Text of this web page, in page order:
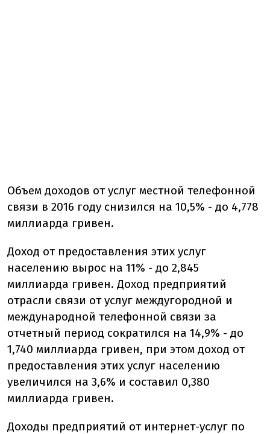
Объем доходов от услуг местной телефонной
связи в 2016 году снизился на 10,5% - до 4,778
миллиарда гривен.
Доход от предоставления этих услуг
населению вырос на 11% - до 2,845
миллиарда гривен. Доход предприятий
отрасли связи от услуг междугородной и
международной телефонной связи за
отчетный период сократился на 14,9% - до
1,740 миллиарда гривен, при этом доход от
предоставления этих услуг населению
увеличился на 3,6% и составил 0,380
миллиарда гривен.
Доходы предприятий от интернет-услуг по